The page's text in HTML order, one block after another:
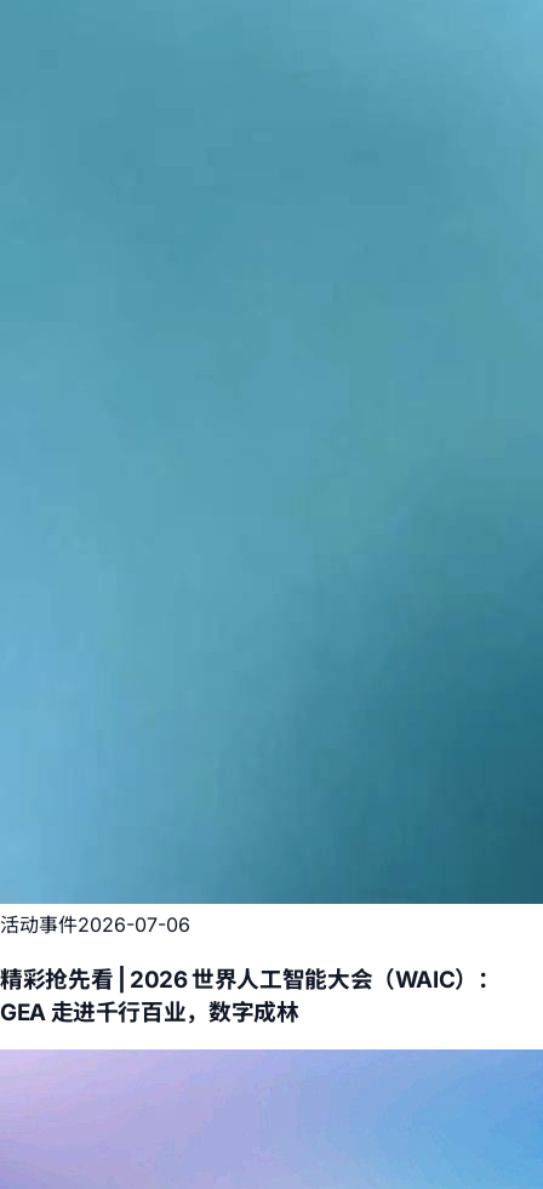
活动事件2026-07-06
精彩抢先看 | 2026 世界人工智能大会（WAIC）：
GEA 走进千行百业，数字成林